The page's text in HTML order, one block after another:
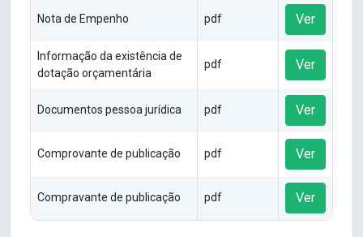
Nota de Empenho pdf Ver
Informação da existência de
dotação orçamentária
pdf Ver
Documentos pessoa jurídica pdf Ver
Comprovante de publicação pdf Ver
Compravante de publicação pdf Ver